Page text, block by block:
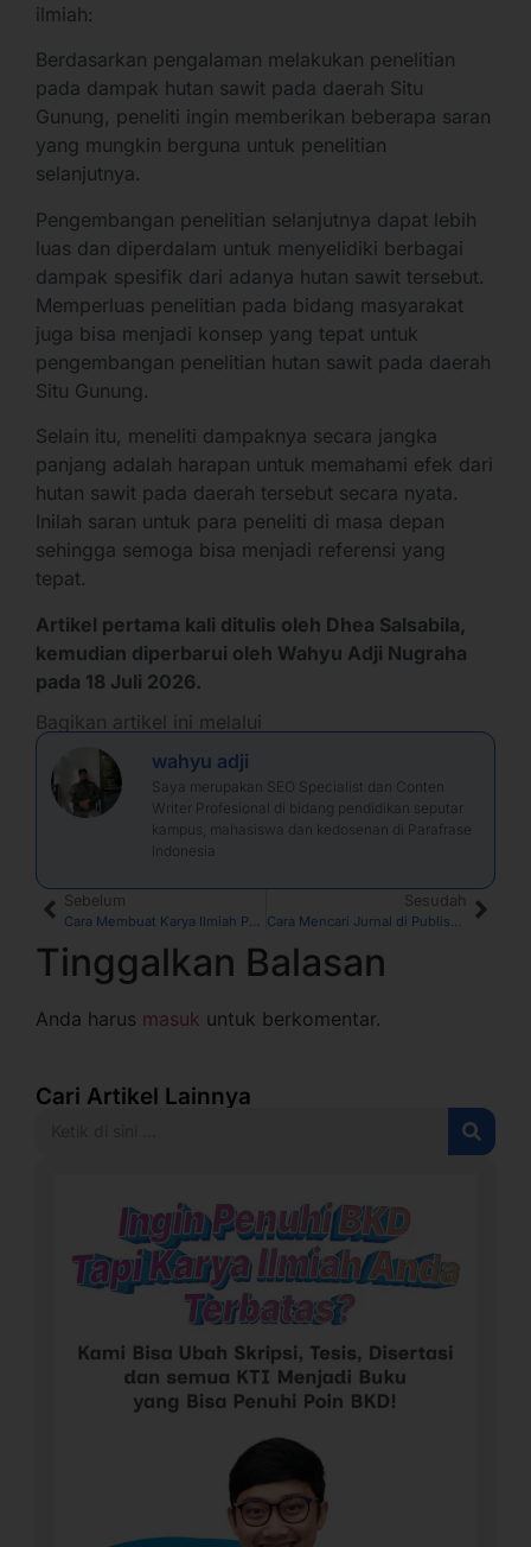
ilmiah:
Berdasarkan pengalaman melakukan penelitian
pada dampak hutan sawit pada daerah Situ
Gunung, peneliti ingin memberikan beberapa saran
yang mungkin berguna untuk penelitian
selanjutnya.
Pengembangan penelitian selanjutnya dapat lebih
luas dan diperdalam untuk menyelidiki berbagai
dampak spesifik dari adanya hutan sawit tersebut.
Memperluas penelitian pada bidang masyarakat
juga bisa menjadi konsep yang tepat untuk
pengembangan penelitian hutan sawit pada daerah
Situ Gunung.
Selain itu, meneliti dampaknya secara jangka
panjang adalah harapan untuk memahami efek dari
hutan sawit pada daerah tersebut secara nyata.
Inilah saran untuk para peneliti di masa depan
sehingga semoga bisa menjadi referensi yang
tepat.
Artikel pertama kali ditulis oleh Dhea Salsabila,
kemudian diperbarui oleh Wahyu Adji Nugraha
pada 18 Juli 2026.
Bagikan artikel ini melalui
wahyu adji
Saya merupakan SEO Specialist dan Conten
Writer Profesional di bidang pendidikan seputar
kampus, mahasiswa dan kedosenan di Parafrase
Indonesia
Sebelum Sesudah
Tinggalkan Balasan
Anda harus masuk untuk berkomentar.
Cari Artikel Lainnya